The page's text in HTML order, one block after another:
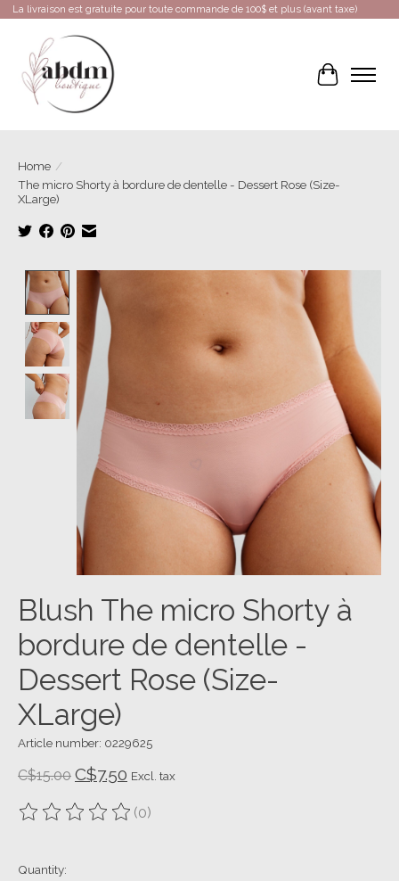
La livraison est gratuite pour toute commande de 100$ et plus (avant taxe)
Cart
Home /
The micro Shorty à bordure de dentelle - Dessert Rose (Size-
XLarge)
Product image slideshow Items
Blush The micro Shorty à
bordure de dentelle -
Dessert Rose (Size-
XLarge)
Article number: 0229625
C$15.00 C$7.50 Excl. tax
The rating of this product is
(0)
Quantity: